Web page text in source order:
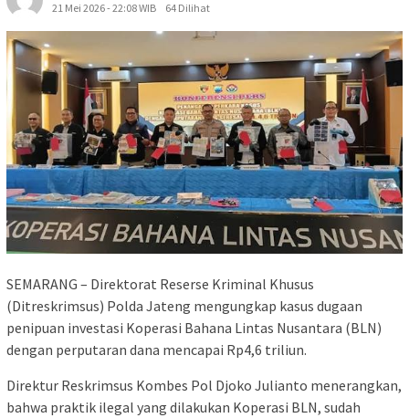
21 Mei 2026 - 22:08 WIB
64 Dilihat
SEMARANG – Direktorat Reserse Kriminal Khusus
(Ditreskrimsus) Polda Jateng mengungkap kasus dugaan
penipuan investasi Koperasi Bahana Lintas Nusantara (BLN)
dengan perputaran dana mencapai Rp4,6 triliun.
Direktur Reskrimsus Kombes Pol Djoko Julianto menerangkan,
bahwa praktik ilegal yang dilakukan Koperasi BLN, sudah